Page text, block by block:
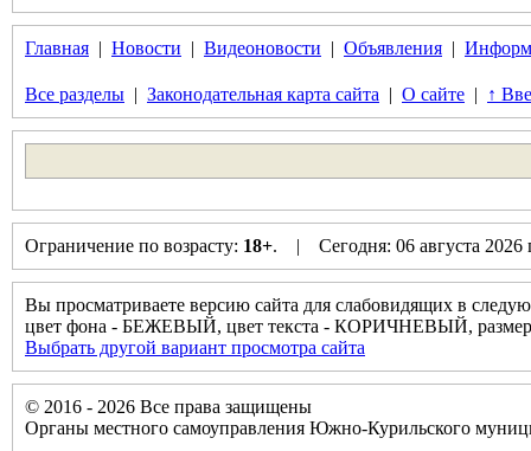
Главная | Новости | Видеоновости | Объявления |
Все разделы | Законодательная карта сайта | О сайте | ↑
Ограничение по возрасту: 18+. | Сегодня: 06 августа
Вы просматриваете версию сайта для слабовидящих в
цвет фона - БЕЖЕВЫЙ, цвет текста - КОРИЧНЕВЫЙ,
Выбрать другой вариант просмотра сайта
© 2016 - 2026 Все права защищены
Органы местного самоуправления Южно-Курильского